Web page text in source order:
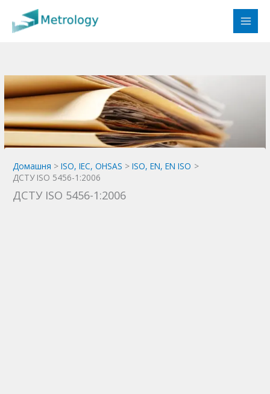
вмісту
Домашня ISO, IEC, OHSAS
ISO, EN, EN ISO
ДСТУ ISO 5456-1:2006
ДСТУ ISO 5456-1:2006